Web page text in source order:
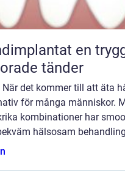
en trygg och hållbar lösning för
tänder
När det kommer till att äta
för många människor.
kombinationer har
hälsosam